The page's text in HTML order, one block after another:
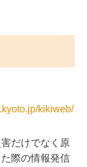
kikiweb/
だけでなく原
際の情報発信